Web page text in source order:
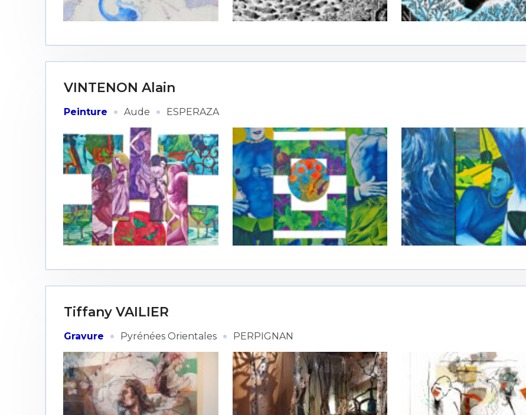
VINTENON Alain
Peinture · Aude · ESPERAZA
Tiffany VAILIER
Gravure · Pyrénées Orientales · PERPIGNAN